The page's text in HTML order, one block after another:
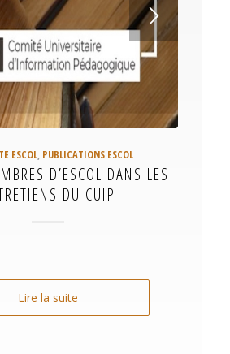
ESCOL, PUBLICATIONS ESCOL
D’ESCOL DANS LES
DU CUIP
Lire la suite